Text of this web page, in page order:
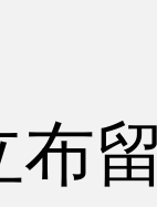
布